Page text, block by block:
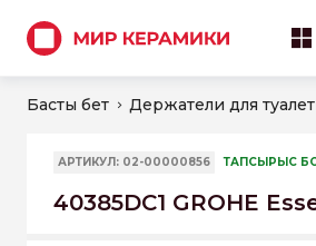
Басты бет Держатели для
АРТИКУЛ: 02-00000856 ТАПСЫРЫС
40385DC1 GROHE